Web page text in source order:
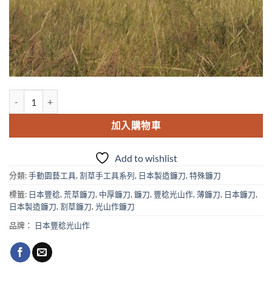
加入購物車
Add to wishlist
分類:手動園藝工具, 割草手工具系列, 日本製造鐮刀, 特殊鐮刀
標籤: 日本豐稔, 荒草鐮刀, 中厚鐮刀, 鐮刀, 豐稔光山作, 薄鐮刀, 日本鐮刀,
日本製造鐮刀, 割草鐮刀, 光山作鐮刀
品牌：
日本豐稔光山作